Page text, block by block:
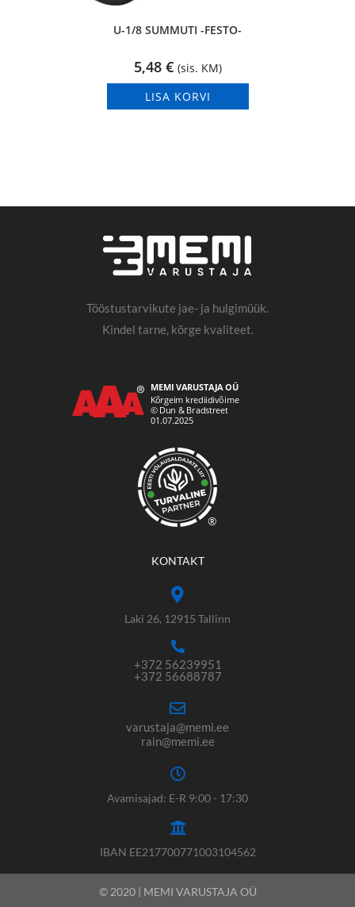
U-1/8 SUMMUTI -FESTO-
5,48 € (sis. KM)
LISA KORVI
Tööstustarvikute jae- ja hulgimüük.
Kindel tarne, kõrge kvaliteet.
®
KONTAKT
Laki 26, 12915 Tallinn
+372 56239951
+372 56688787
varustaja@memi.ee
rain@memi.ee
Avamisajad: E-R 9:00 - 17:30
IBAN EE217700771003104562
© 2020 | MEMI VARUSTAJA OÜ